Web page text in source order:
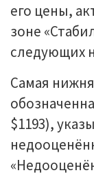
его цены,
зоне
следующих
Самая
$1193),